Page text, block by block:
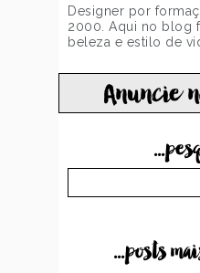
Designer por
2000. Aqui no blog
beleza e estilo de
Anuncie
...posts